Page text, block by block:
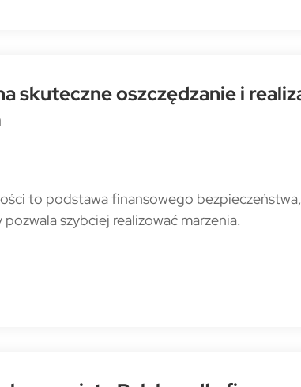
skuteczne oszczędzanie i
to podstawa finansowego
szybciej realizować marzenia.